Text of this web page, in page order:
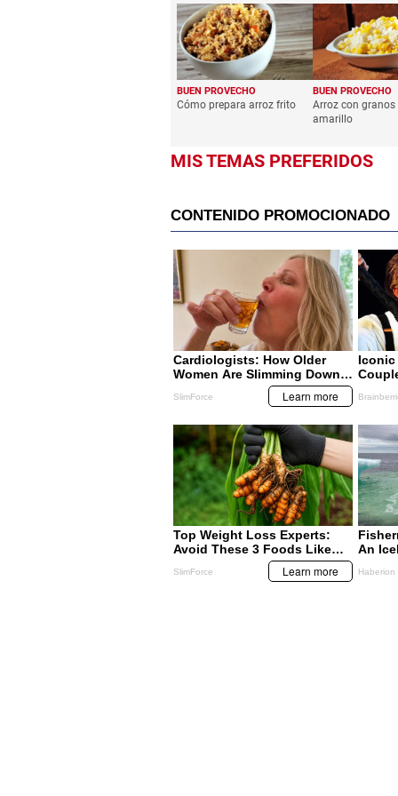
BUEN PROVECHO
Cómo prepara arroz frito
BUEN PROVECHO
Arroz con granos
amarillo
MIS TEMAS PREFERIDOS